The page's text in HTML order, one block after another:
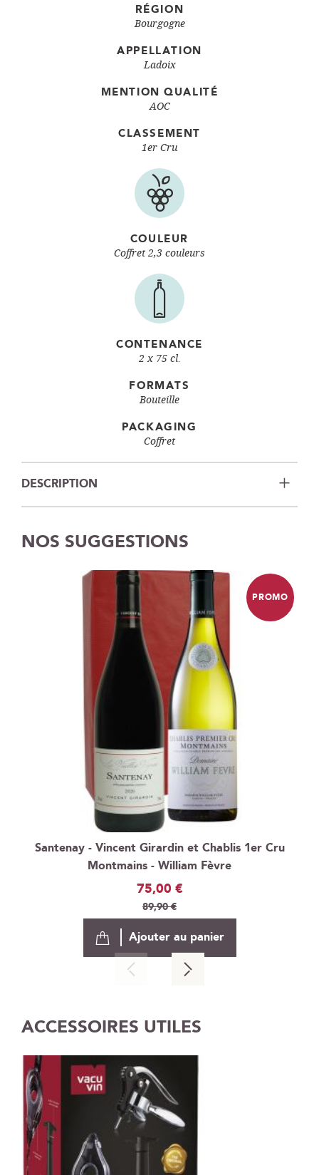
RÉGION
Bourgogne
APPELLATION
Ladoix
MENTION QUALITÉ
AOC
CLASSEMENT
1er Cru
COULEUR
Coffret 2,3 couleurs
CONTENANCE
2 x 75 cl.
FORMATS
Bouteille
PACKAGING
Coffret
DESCRIPTION
NOS SUGGESTIONS
Santenay - Vincent Girardin et Chablis 1er Cru
Montmains - William Fèvre
Prix
Spécial
75,00 €
89,90 €
PROMO
Ajouter au panier
ACCESSOIRES UTILES